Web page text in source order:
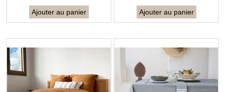
Ajouter au panier Ajouter au panier